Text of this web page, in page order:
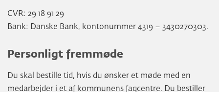
CVR: 29 18 91 29
Bank: Danske Bank, kontonummer 4319 – 3430270303.
Personligt fremmøde
Du skal bestille tid, hvis du ønsker et møde med en
medarbejder i et af kommunens fagcentre. Du bestiller